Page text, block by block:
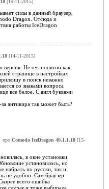
[19-11-2015]
силы в данный браузер,
Dragon. Отсюда и
работы IceDragon
[14-11-2015]
версия. Не оч. понятно как
странице в настройках
в поиск неважно
со знаками вопроса
все белое. С англ буквами
антивира так может быть?
про Comodo IceDragon 40.1.1.18[15-
в окне установки
установилось, но
набрать по русски, так и
не удобно. Сам браузер
всего ошибка
случае я тоже выбирала